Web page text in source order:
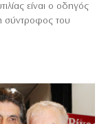
είναι ο οδηγός
σύντροφος του